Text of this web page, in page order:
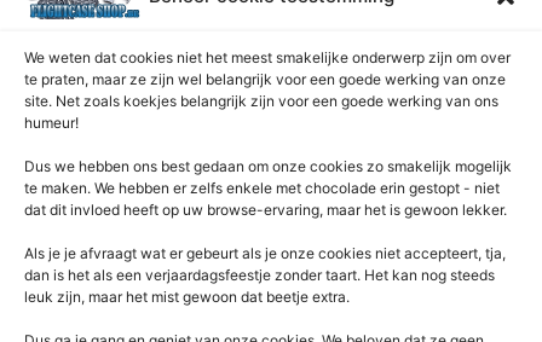
We weten dat cookies niet het meest smakelijke onderwerp zijn om over
te praten, maar ze zijn wel belangrijk voor een goede werking van onze
site. Net zoals koekjes belangrijk zijn voor een goede werking van ons
humeur!
Dus we hebben ons best gedaan om onze cookies zo smakelijk mogelijk
te maken. We hebben er zelfs enkele met chocolade erin gestopt - niet
dat dit invloed heeft op uw browse-ervaring, maar het is gewoon lekker.
Als je je afvraagt ​​wat er gebeurt als je onze cookies niet accepteert, tja,
dan is het als een verjaardagsfeestje zonder taart. Het kan nog steeds
leuk zijn, maar het mist gewoon dat beetje extra.
Over ons
Privacybeleid
Retourrecht
Winkelwagen
Contacteer Ons
Rentek BV – Protekt
Nieuwpoortlaan 21 / 1
3600 Genk